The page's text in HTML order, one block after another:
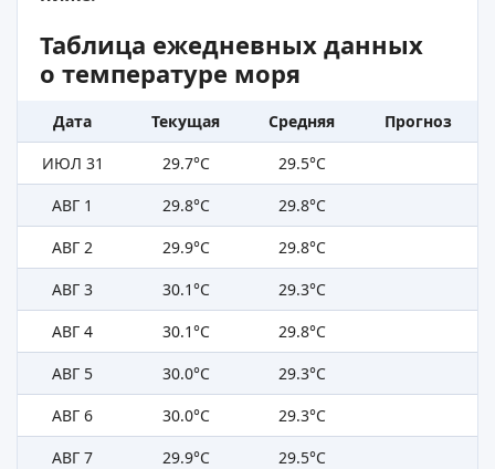
Таблица ежедневных данных
о температуре моря
Дата Текущая Средняя
Прогноз
ИЮЛ 31
29.7°C
29.5°C
АВГ 1
29.8°C
29.8°C
АВГ 2
29.9°C
29.8°C
АВГ 3
30.1°C
29.3°C
АВГ 4
30.1°C
29.8°C
АВГ 5
30.0°C
29.3°C
АВГ 6
30.0°C
29.3°C
АВГ 7
29.9°C
29.5°C